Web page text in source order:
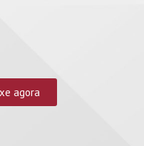
agora